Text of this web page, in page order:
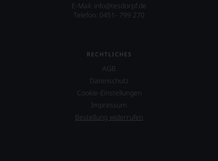
E-Mail: info@tesdorpf.de
Telefon: 0451- 799 270
RECHTLICHES
AGB
Datenschutz
Cookie-Einstellungen
Impressum
Bestellung widerrufen